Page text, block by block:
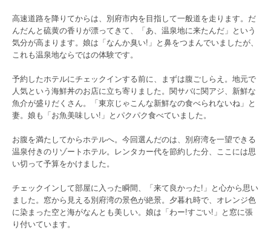
高速道路を降りてからは、別府市内を目指して一般道を走ります。だ
んだんと硫黄の香りが漂ってきて、「あ、温泉地に来たんだ」という
気分が高まります。娘は「なんか臭い!」と鼻をつまんでいましたが、
これも温泉地ならではの体験です。
予約したホテルにチェックインする前に、まずは腹ごしらえ。地元で
人気という海鮮丼のお店に立ち寄りました。関サバに関アジ、新鮮な
魚介が盛りだくさん。「東京じゃこんな新鮮なの食べられないね」と
妻。娘も「お魚美味しい!」とパクパク食べていました。
お腹を満たしてからホテルへ。今回選んだのは、別府湾を一望できる
温泉付きのリゾートホテル。レンタカー代を節約した分、ここには思
い切って予算をかけました。
チェックインして部屋に入った瞬間、「来て良かった!」と心から思い
ました。窓から見える別府湾の景色が絶景。夕暮れ時で、オレンジ色
に染まった空と海がなんとも美しい。娘は「わー!すごい!」と窓に張
り付いています。